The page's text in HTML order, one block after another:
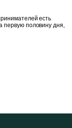
есть
половину дня,